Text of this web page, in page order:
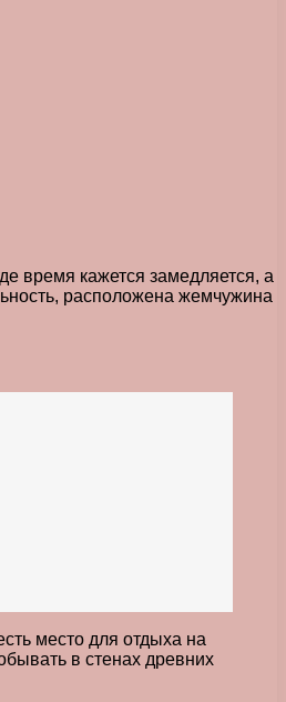
время кажется замедляется, а
расположена жемчужина
место для отдыха на
в стенах древних